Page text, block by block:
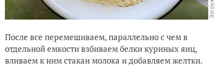
После все перемешиваем, параллельно с чем в
отдельной емкости взбиваем белки куриных яиц,
вливаем к ним стакан молока и добавляемжелтки.